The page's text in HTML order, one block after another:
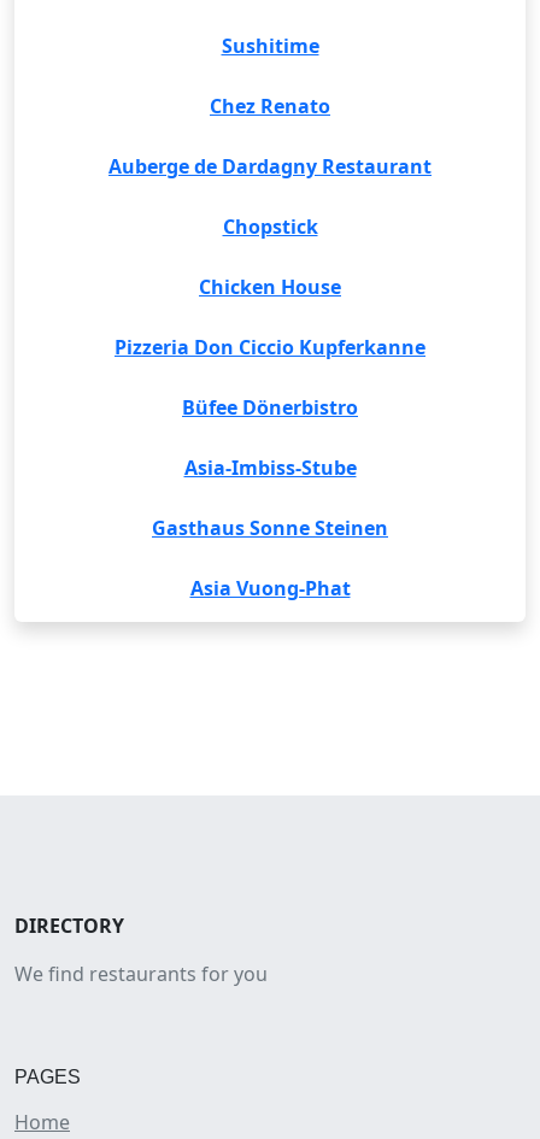
Sushitime
Chez Renato
Auberge de Dardagny Restaurant
Chopstick
Chicken House
Pizzeria Don Ciccio Kupferkanne
Büfee Dönerbistro
Asia-Imbiss-Stube
Gasthaus Sonne Steinen
Asia Vuong-Phat
DIRECTORY
We find restaurants for you
PAGES
Home